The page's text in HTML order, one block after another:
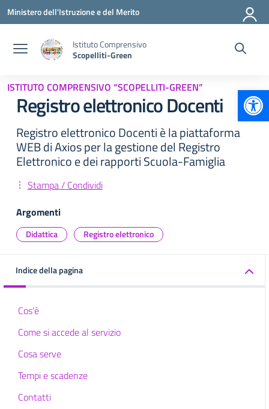
Vai ai contenuti
Vai al menu di navigazione
Vai al footer
Ministero dell'Istruzione e del Merito
Istituto Comprensivo
Scopelliti-Green
ISTITUTO COMPRENSIVO “SCOPELLITI-GREEN”
Registro elettronico Docenti
Registro elettronico Docenti è la piattaforma
WEB di Axios per la gestione del Registro
Elettronico e dei rapporti Scuola-Famiglia
Stampa / Condividi
Argomenti
Didattica Registro elettronico
Indice della pagina
Cos'è
Come si accede al servizio
Cosa serve
Tempi e scadenze
Contatti